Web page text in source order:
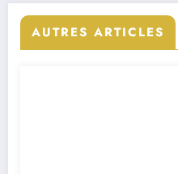
AUTRES ARTICLES